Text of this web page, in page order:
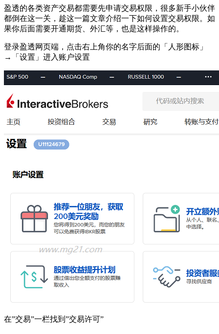
盈透的各类资产交易都需要先申请交易权限，很多新手小伙伴
都倒在这一关，趁这一篇文章介绍一下如何设置交易权限。如
果你后面需要开通期货、外汇等，也是这样操作的。
登录盈透网页端，点击右上角你的名字后面的「人形图标」
→「设置」进入账户设置
在”交易”一栏找到”交易许可”